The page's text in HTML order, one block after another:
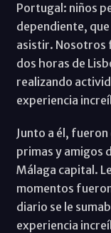
Portugal: niños
dependiente,
asistir. Nosotros
dos horas de
realizando
experiencia
Junto a él,
primas y amigos
Málaga capital.
momentos
diario se le
experiencia